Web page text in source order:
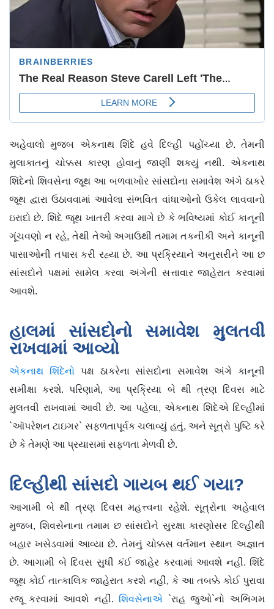
અહેવાલો મુજબ એકનાથ શિંદે હવે દિલ્હી પહોંચ્યા છે. તેમની
મુલાકાતનું ચોક્કસ કારણ હોવાનું જાણી શકયું નથી. એકનાથ
શિંદેનો શિવસેના જૂથ આ બળવાખોર સાંસદોના સમાવેશ અંગે ઠાકરે
જૂથ દ્વારા ઉઠાવવામાં આવેલા સંભવિત વાંધાઓનો ઉકેલ લાવવાનો
ઇરાદો છે. શિંદે જૂથ ખાતરી કરવા માગે છે કે ભવિષ્યમાં કોઈ કાનૂની
ગૂંચવણો ન રહે, તેથી તેઓ અગાઉથી તમામ તકનીકી અને કાનૂની
પાસાઓની તપાસ કરી રહ્યા છે. આ પ્રક્રિયાને અનુસરીને આ છ
સાંસદોને પક્ષમાં સામેલ કરવા અંગેની સત્તાવાર જાહેરાત કરવામાં
આવશે.
હાલમાં સાંસદોનો સમાવેશ મુલતવી
રાખવામાં આવ્યો
એકનાથ શિંદેનોપક્ષ ઠાકરેના સાંસદોના સમાવેશ અંગે કાનૂની
સમીક્ષા કરશે. પરિણામે, આ પ્રક્રિયા બે થી ત્રણ દિવસ માટે
મુલતવી રાખવામાં આવી છે. આ પહેલા, એકનાથ શિંદેએ દિલ્હીમાં
`ઑપરેશન ટાઇગર` સફળતાપૂર્વક ચલાવ્યું હતું, અને સૂત્રો પુષ્ટિ કરે
છે કે તેમણે આ પ્રયાસમાં સફળતા મેળવી છે.
દિલ્હીથી સાંસદો ગાયબ થઈ ગયા?
આગામી બે થી ત્રણ દિવસ મહત્ત્વના રહેશે. સૂત્રોના અહેવાલ
મુજબ, શિવસેનાના તમામ છ સાંસદોને સુરક્ષા કારણોસર દિલ્હીથી
બહાર ખસેડવામાં આવ્યા છે. તેમનું ચોક્કસ વર્તમાન સ્થાન અજ્ઞાત
છે. આગામી બે દિવસ સુધી કંઈ જાહેર કરવામાં આવશે નહીં. શિંદે
જૂથ કોઈ તાત્કાલિક જાહેરાત કરશે નહીં, કે આ તબક્કે કોઈ પુરાવા
રજૂ કરવામાં આવશે નહીં. શિવસેનાએ `રાહ જુઓ`નો અભિગમ